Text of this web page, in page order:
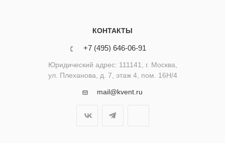
КОНТАКТЫ
+7 (495) 646-06-91
Юридический адрес: 111141, г. Москва,
ул. Плеханова, д. 7, этаж 4, пом. 16Н/4
mail@kvent.ru